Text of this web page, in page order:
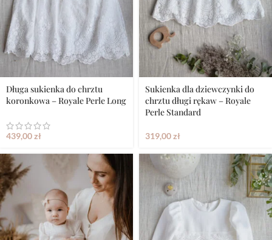
Długa sukienka do chrztu
koronkowa – Royale Perle Long
439,00zł
Sukienka dla dziewczynki do
chrztu długi rękaw – Royale
Perle Standard
319,00zł